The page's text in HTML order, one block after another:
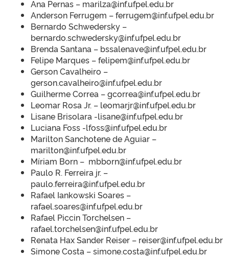
Ana Pernas – marilza@inf.ufpel.edu.br
Anderson Ferrugem – ferrugem@inf.ufpel.edu.br
Bernardo Schwedersky –
bernardo.schwedersky@inf.ufpel.edu.br
Brenda Santana – bssalenave@inf.ufpel.edu.br
Felipe Marques – felipem@inf.ufpel.edu.br
Gerson Cavalheiro –
gerson.cavalheiro@inf.ufpel.edu.br
Guilherme Correa – gcorrea@inf.ufpel.edu.br
Leomar Rosa Jr. – leomarjr@inf.ufpel.edu.br
Lisane Brisolara -lisane@inf.ufpel.edu.br
Luciana Foss -lfoss@inf.ufpel.edu.br
Marilton Sanchotene de Aguiar –
marilton@inf.ufpel.edu.br
Míriam Born – mbborn@inf.ufpel.edu.br
Paulo R. Ferreira jr. –
paulo.ferreira@inf.ufpel.edu.br
Rafael Iankowski Soares –
rafael.soares@inf.ufpel.edu.br
Rafael Piccin Torchelsen –
rafael.torchelsen@inf.ufpel.edu.br
Renata Hax Sander Reiser – reiser@inf.ufpel.edu.br
Simone Costa – simone.costa@inf.ufpel.edu.br